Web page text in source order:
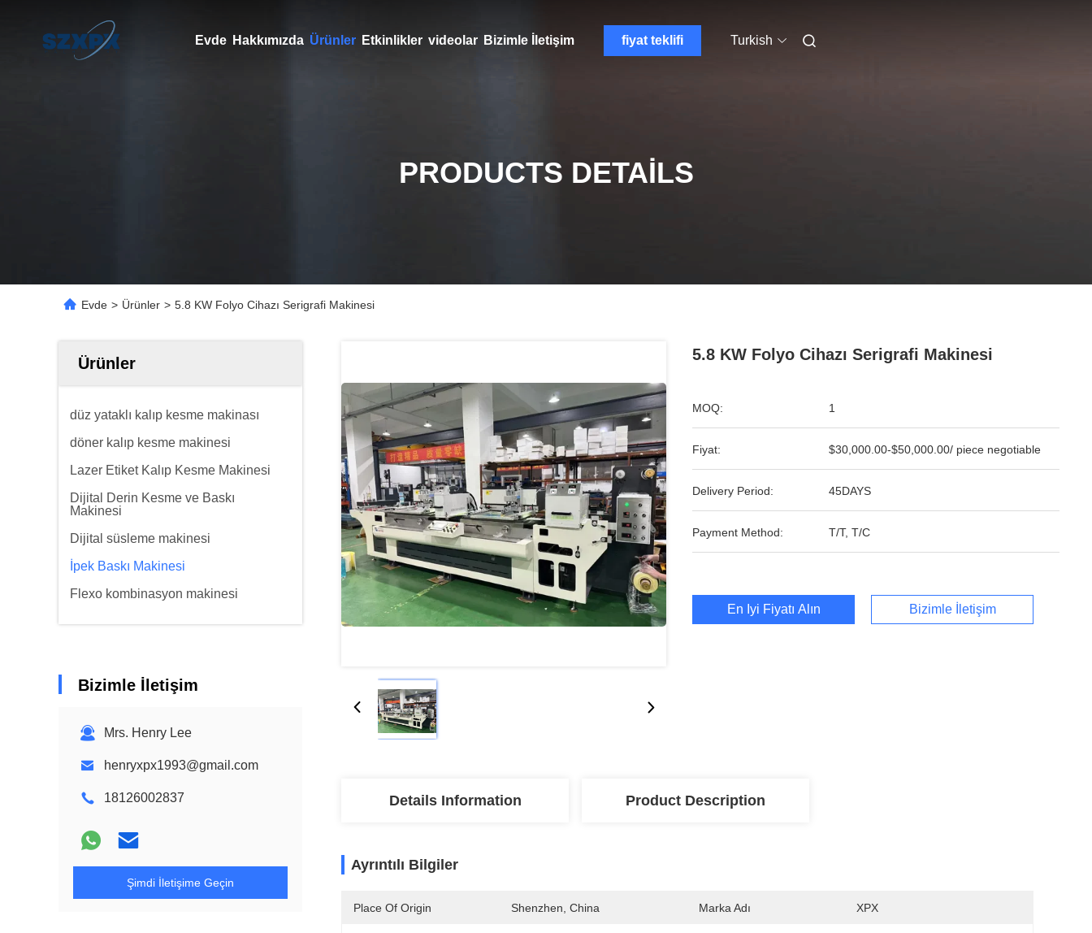
Evde Hakkımızda Ürünler Etkinlikler videolar Bizimle İletişim fiyat teklifi Turkish
PRODUCTS DETAILS
Evde > Ürünler > 5.8 KW Folyo Cihazı Serigrafi Makinesi
Ürünler
düz yataklı kalıp kesme makinası
döner kalıp kesme makinesi
Lazer Etiket Kalıp Kesme Makinesi
Dijital Derin Kesme ve Baskı
Makinesi
Dijital süsleme makinesi
İpek Baskı Makinesi
Flexo kombinasyon makinesi
Bizimle İletişim
Mrs. Henry Lee
henryxpx1993@gmail.com
18126002837
Şimdi İletişime Geçin
5.8 KW Folyo Cihazı Serigrafi Makinesi
MOQ: 1
Fiyat: $30,000.00-$50,000.00/ piece negotiable
Delivery Period: 45DAYS
Payment Method: T/T, T/C
En İyi Fiyatı Alın Bizimle İletişim
Details Information Product Description
Ayrıntılı Bilgiler
Place Of Origin Shenzhen, China Marka Adı XPX